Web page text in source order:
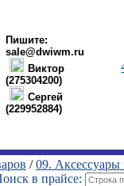
Пишите:
sale@dwiwm.ru
Виктор
(275304200)
Сергей
(229952884)
/09. Аксессуары
в прайсе: